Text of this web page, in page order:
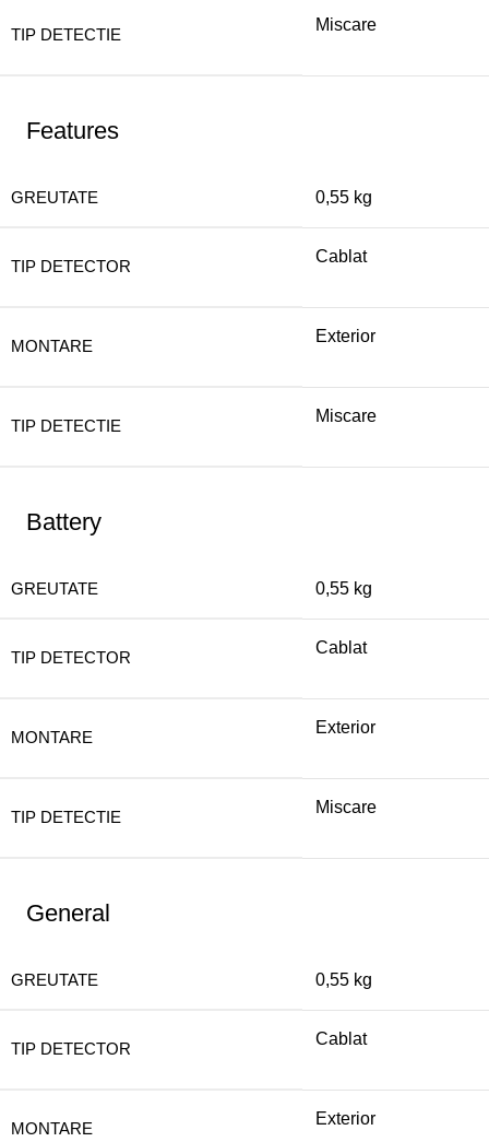
TIP DETECTIE
Miscare
Features
GREUTATE 0,55 kg
TIP DETECTOR
Cablat
MONTARE
Exterior
TIP DETECTIE
Miscare
Battery
GREUTATE 0,55 kg
TIP DETECTOR
Cablat
MONTARE
Exterior
TIP DETECTIE
Miscare
General
GREUTATE 0,55 kg
TIP DETECTOR
Cablat
MONTARE
Exterior